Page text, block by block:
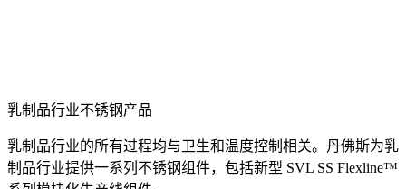
乳制品行业不锈钢产品
乳制品行业的所有过程均与卫生和温度控制相关。丹佛斯为乳
制品行业提供一系列不锈钢组件，包括新型 SVL SS Flexline™